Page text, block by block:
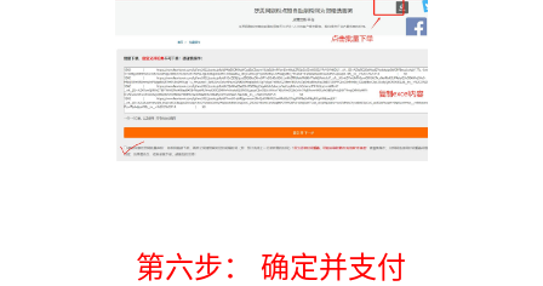
第六步： 确定并支付